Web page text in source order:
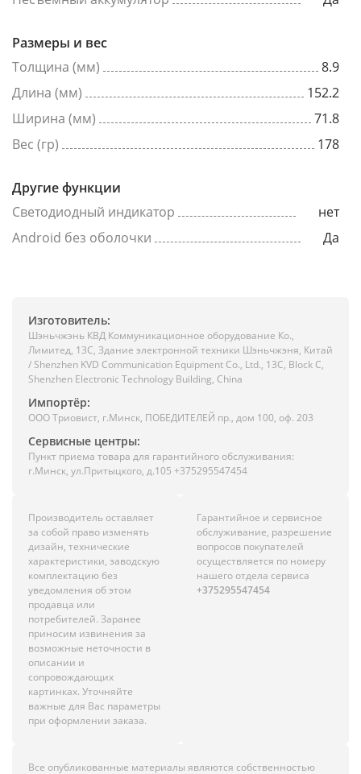
Размеры и вес
Толщина (мм)
8.9
Длина (мм)
152.2
Ширина (мм)
71.8
Вес (гр)
178
Другие функции
Светодиодный индикатор
нет
Android без оболочки
Да
Изготовитель:
Шэньчжэнь КВД Коммуникационное оборудование Ко.,
Лимитед, 13C, Здание электронной техники Шэньчжэня, Китай
/ Shenzhen KVD Communication Equipment Co., Ltd., 13C, Block C,
Shenzhen Electronic Technology Building, China
Импортёр:
ООО Триовист, г.Минск, ПОБЕДИТЕЛЕЙ пр., дом 100, оф. 203
Сервисные центры:
Пункт приема товара для гарантийного обслуживания:
г.Минск, ул.Притыцкого, д.105 +375295547454
Производитель оставляет
за собой право изменять
дизайн, технические
характеристики, заводскую
комплектацию без
уведомления об этом
продавца или
потребителей. Заранее
приносим извинения за
возможные неточности в
описании и
сопровождающих
картинках. Уточняйте
важные для Вас параметры
при оформлении заказа.
Гарантийное и сервисное
обслуживание, разрешение
вопросов покупателей
осуществляется по номеру
нашего отдела сервиса
+375295547454
Все опубликованные материалы являются собственностью